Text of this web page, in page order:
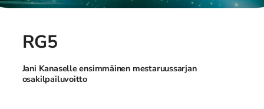
RG5
Jani Kanaselle ensimmäinen mestaruussarjan
osakilpailuvoitto